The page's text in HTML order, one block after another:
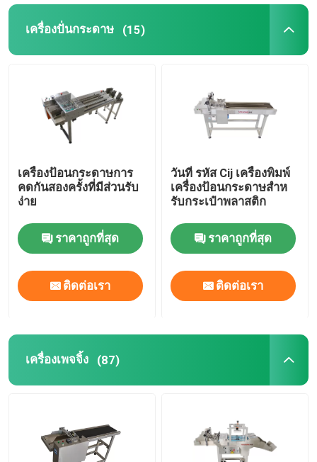
เครื่องปั่นกระดาษ (15)
เครื่องป้อนกระดาษการ
คดกันสองครั้งที่มีส่วนรับ
ง่าย
ราคาถูกที่สุด
ติดต่อเรา
วันที่ รหัส Cij เครื่องพิมพ์
เครื่องป้อนกระดาษสําห
รับกระเป๋าพลาสติก
ราคาถูกที่สุด
ติดต่อเรา
เครื่องเพจจิ้ง (87)